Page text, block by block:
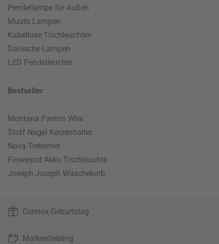
Pendellampe für Außen
Muuto Lampen
Kabellose Tischleuchten
Dänische Lampen
LED Pendelleuchte
Bestseller
Montana Panton Wire
Stoff Nagel Kerzenhalter
Nova Treteimer
Flowerpot Akku Tischleuchte
Joseph Joseph Wäschekorb
Connox Geburtstag
Markenliebling